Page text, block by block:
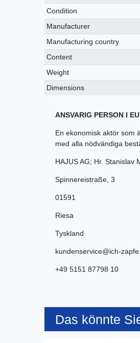
Condition
Manufacturer
Manufacturing country
Content
Weight
Dimensions
ANSVARIG PERSON I EU
En ekonomisk aktör som
med alla nödvändiga
HAJUS AG; Hr. Stanislav
Spinnereistraße 3
01591
Riesa
Tyskland
kundenservice@ich-
+49 5151 87798 10
Das könnte